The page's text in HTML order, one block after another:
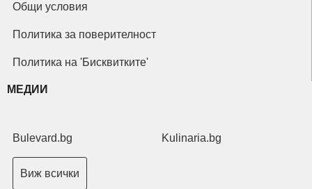
Общи условия
Политика за поверителност
Политика на 'Бисквитките'
МЕДИИ
Bulevard.bg Kulinaria.bg
Виж всички